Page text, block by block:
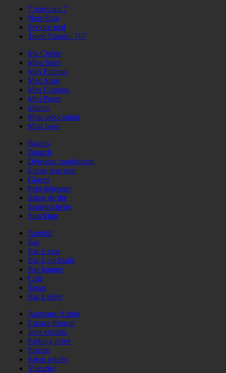
7 jours sur 7
Non-Stop
Service tard
Toute l'année, 7j/7
Ma Chérie
Mon Jules
Mes Enfants
Mes Amis
Mes Copines
Mes Potes
Mamie
Mon association
Mon boss
Bagels
Brunch
Déjeuner rapidement
Encas non stop
Glaces
Petit déjeuner
Salon de thé
Sandwicherie
Snacking
Apéritif
Bar
Bar à vins
Bar à cocktails
Bar lounge
Café
Tapas
Bar à bière
Animaux Admis
Espace fumeur
Jeux enfants
Parking privé
Piscine
Salon privés
Voiturier